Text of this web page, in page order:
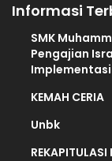
Informasi
SMK
Pengajian
KEMAH CERIA
Unbk